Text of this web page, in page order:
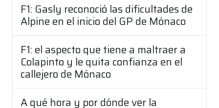
F1: Gasly reconoció las dificultades de
Alpine en el inicio del GP de Mónaco
F1: el aspecto que tiene a maltraer a
Colapinto y le quita confianza en el
callejero de Mónaco
A qué hora y por dónde ver la